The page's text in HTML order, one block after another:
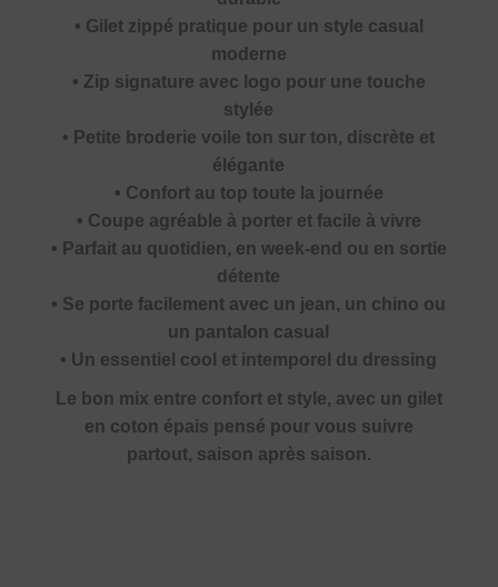
• Gilet zippé pratique pour un style casual
moderne
• Zip signature avec logo pour une touche
stylée
• Petite broderie voile ton sur ton, discrète et
élégante
• Confort au top toute la journée
• Coupe agréable à porter et facile à vivre
• Parfait au quotidien, en week-end ou en sortie
détente
• Se porte facilement avec un jean, un chino ou
un pantalon casual
• Un essentiel cool et intemporel du dressing
Le bon mix entre confort et style, avec un gilet
en coton épais pensé pour vous suivre
partout, saison après saison.